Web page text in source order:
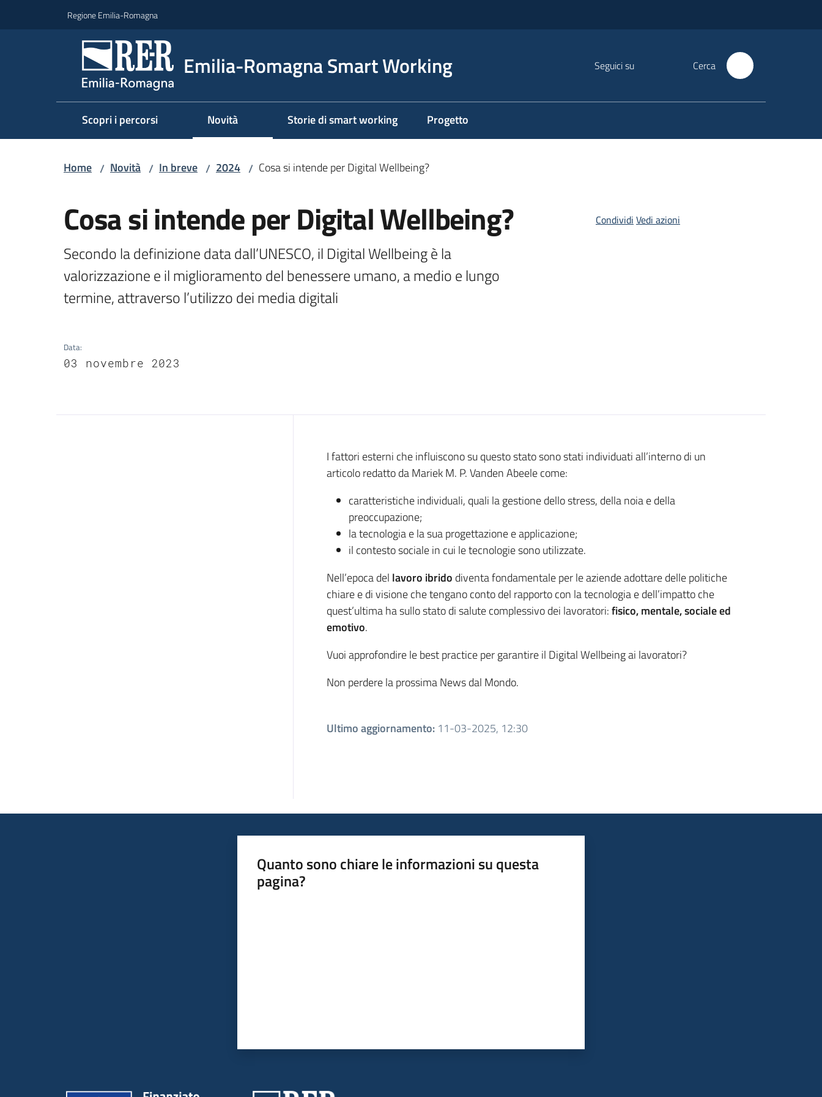
Regione Emilia-Romagna
Emilia-Romagna Smart Working Seguici su Cerca
Scopri i percorsi Novità Storie di smart working Progetto
Home / Novità / In breve / 2024 / Cosa si intende per Digital Wellbeing?
Cosa si intende per Digital Wellbeing?
Secondo la definizione data dall’UNESCO, il Digital Wellbeing è la
valorizzazione e il miglioramento del benessere umano, a medio e lungo
termine, attraverso l’utilizzo dei media digitali
Data:
03 novembre 2023
Condividi Vedi azioni
Introduzione
I fattori esterni che influiscono su questo stato sono stati individuati all’interno di un
articolo redatto da Mariek M. P. Vanden Abeele come:
caratteristiche individuali, quali la gestione dello stress, della noia e della
preoccupazione;
la tecnologia e la sua progettazione e applicazione;
il contesto sociale in cui le tecnologie sono utilizzate.
Nell’epoca del lavoro ibrido diventa fondamentale per le aziende adottare delle politiche
chiare e di visione che tengano conto del rapporto con la tecnologia e dell’impatto che
quest’ultima ha sullo stato di salute complessivo dei lavoratori:fisico, mentale, sociale ed
emotivo.
Vuoi approfondire le best practice per garantire il Digital Wellbeing ai lavoratori?
Non perdere la prossima News dal Mondo.
Ultimo aggiornamento: 11-03-2025, 12:30
Quanto sono chiare le informazioni su questa
pagina?